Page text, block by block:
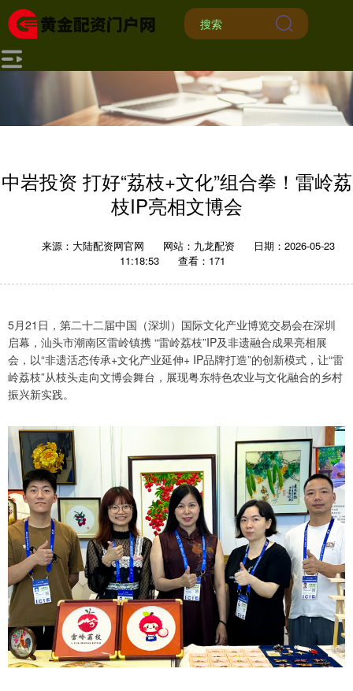
中岩投资 打好“荔枝+文化”组合拳！雷岭荔
枝IP亮相文博会
来源：大陆配资网官网 网站：九龙配资
日期：2026-05-23
11:18:53
查看：171
5月21日，第二十二届中国（深圳）国际文化产业博览交易会在深圳
启幕，汕头市潮南区雷岭镇携 “雷岭荔枝”IP及非遗融合成果亮相展
会，以“非遗活态传承+文化产业延伸+ IP品牌打造”的创新模式，让“雷
岭荔枝”从枝头走向文博会舞台，展现粤东特色农业与文化融合的乡村
振兴新实践。